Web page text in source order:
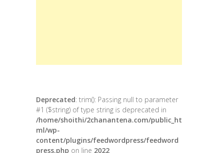
Deprecated: trim(): Passing null to parameter
#1 ($string) of type string is deprecated in
/home/shoithi/2chanantena.com/public_ht
ml/wp-
content/plugins/feedwordpress/feedword
press.php on line 2022